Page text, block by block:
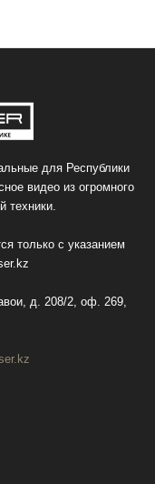
для Республики
видео из огромного
техники.
только с указанием
д. 208/2, оф. 269,